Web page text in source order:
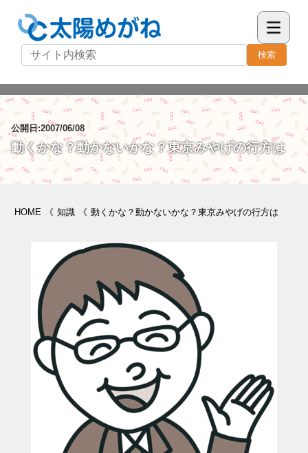
検索
公開日:2007/06/08
動くかな？動かないかな？東京みやげの行方は
HOME 《 知識 《 動くかな？動かないかな？東京みやげの行方は